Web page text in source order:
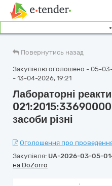
Повернутись назад
Закупівлю оголошено - 05-03-
- 13-04-2026, 19:21
Лабораторні
засоби різні
Оголошення про
Закупівля: UA-2026-03-05-
на DoZorro